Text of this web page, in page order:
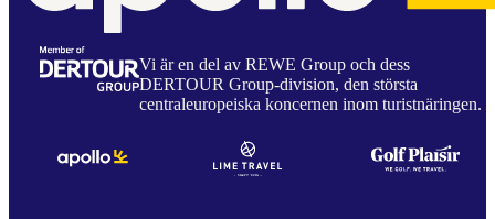
Vi är en del av REWE Group och dess
DERTOUR Group-division, den största
centraleuropeiska koncernen inom turistnäringen.